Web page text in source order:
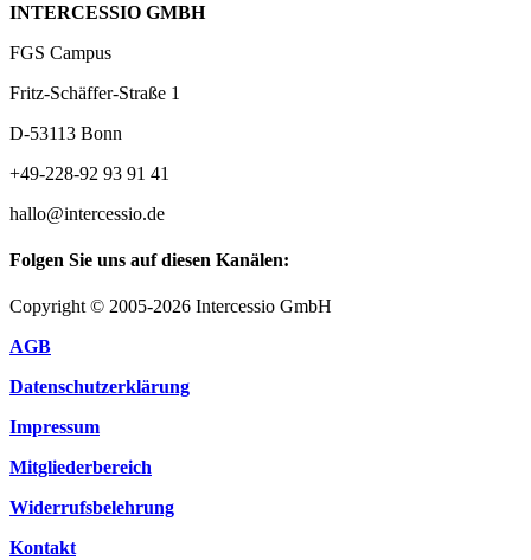
INTERCESSIO GMBH
FGS Campus
Fritz-Schäffer-Straße 1
D-53113 Bonn
+49-228-92 93 91 41
hallo@intercessio.de
Folgen Sie uns auf diesen Kanälen:
Copyright © 2005-2026 Intercessio GmbH
AGB
Datenschutzerklärung
Impressum
Mitgliederbereich
Widerrufsbelehrung
Kontakt